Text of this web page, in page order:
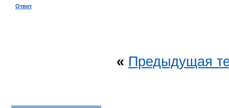
Ответ
« Предыдущая